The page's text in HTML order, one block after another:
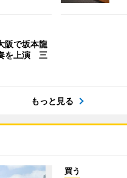
阪で坂本龍
を上演 三
もっと見る
買う